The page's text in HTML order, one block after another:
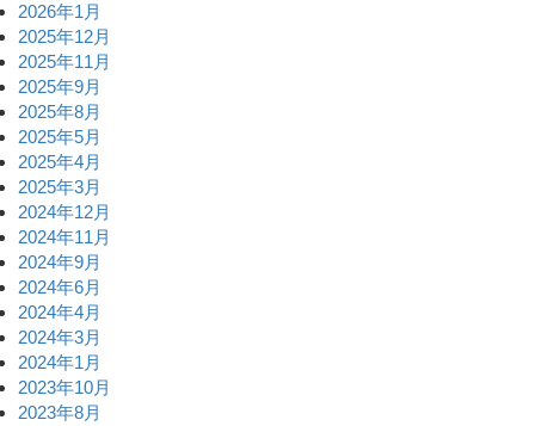
2026年1月
2025年12月
2025年11月
2025年9月
2025年8月
2025年5月
2025年4月
2025年3月
2024年12月
2024年11月
2024年9月
2024年6月
2024年4月
2024年3月
2024年1月
2023年10月
2023年8月